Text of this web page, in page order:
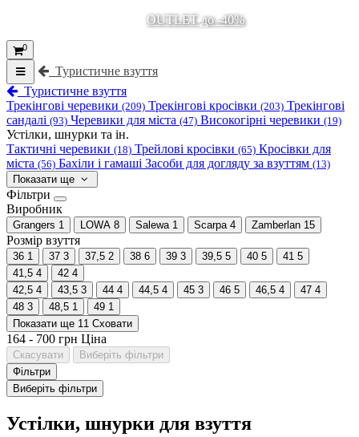
OUTLET до -40%
0
Туристичне взуття
Туристичне взуття
Трекінгові черевики (209) Трекінгові кросівки (203) Трекінгові
сандалі (93) Черевики для міста (47) Високогірні черевики (19)
Устілки, шнурки та ін.
Тактичні черевики (18) Трейлові кросівки (65) Кросівки для
міста (56) Бахіли і гамаші Засоби для догляду за взуттям (13)
Показати ще
Фільтри
Виробник
Grangers 1 LOWA 8 Salewa 1 Scarpa 4 Zamberlan 15
Розмір взуття
36 1 37 3 37,5 2 38 6 39 3 39,5 5 40 5 41 5
41,5 4 42 4
42,5 4 43,5 3 44 4 44,5 4 45 3 46 5 46,5 4 47 4
48 3 48,5 1 49 1
Показати ще 11 Сховати
164 - 700 грн Ціна
Скасувати
Виберіть фільтри
Фільтри
Виберіть фільтри
Устілки, шнурки для взуття